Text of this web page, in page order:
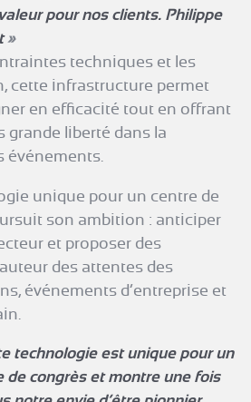
pour nos clients. Philippe
techniques et les
cette infrastructure permet
en efficacité tout en offrant
grande liberté dans la
événements.
unique pour un centre de
son ambition : anticiper
et proposer des
des attentes des
événements d’entreprise et
technologie est unique pour un
de congrès et montre une fois